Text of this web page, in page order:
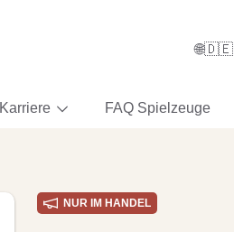
🌐🇩🇪
Karriere FAQ Spielzeuge
NUR IM HANDEL